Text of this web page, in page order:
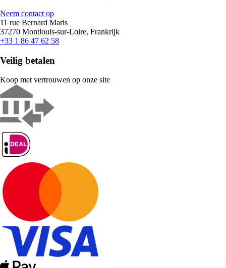
Neem contact op
11 rue Bernard Maris
37270 Montlouis-sur-Loire, Frankrijk
+33 1 86 47 62 58
Veilig betalen
Koop met vertrouwen op onze site